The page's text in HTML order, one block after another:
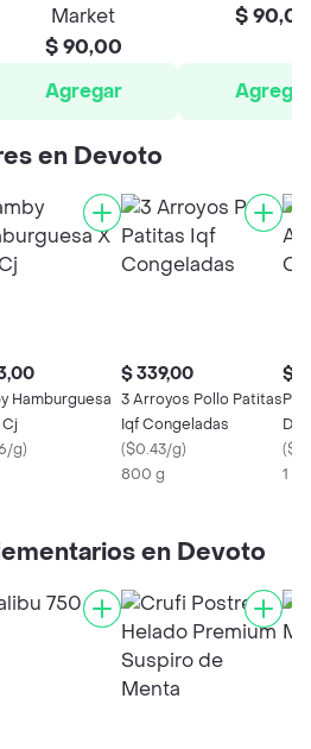
Market
$ 90,00
Agregar
$ 90,00
Agregar
en Devoto
Hamburguesa
g)
$ 339,00
3 Arroyos Pollo Patitas
Iqf Congeladas
($0.43/g)
800 g
$
(
1
en Devoto